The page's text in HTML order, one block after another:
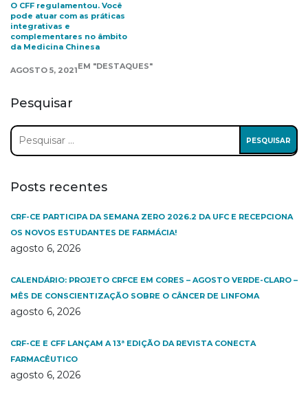
O CFF regulamentou. Você
pode atuar com as práticas
integrativas e
complementares no âmbito
da Medicina Chinesa
AGOSTO 5, 2021EM "DESTAQUES"
Pesquisar
Pesquisar
por:
Posts recentes
CRF-CE PARTICIPA DA SEMANA ZERO 2026.2 DA UFC E RECEPCIONA
OS NOVOS ESTUDANTES DE FARMÁCIA!
agosto 6, 2026
CALENDÁRIO: PROJETO CRFCE EM CORES – AGOSTO VERDE-CLARO –
MÊS DE CONSCIENTIZAÇÃO SOBRE O CÂNCER DE LINFOMA
agosto 6, 2026
CRF-CE E CFF LANÇAM A 13ª EDIÇÃO DA REVISTA CONECTA
FARMACÊUTICO
agosto 6, 2026